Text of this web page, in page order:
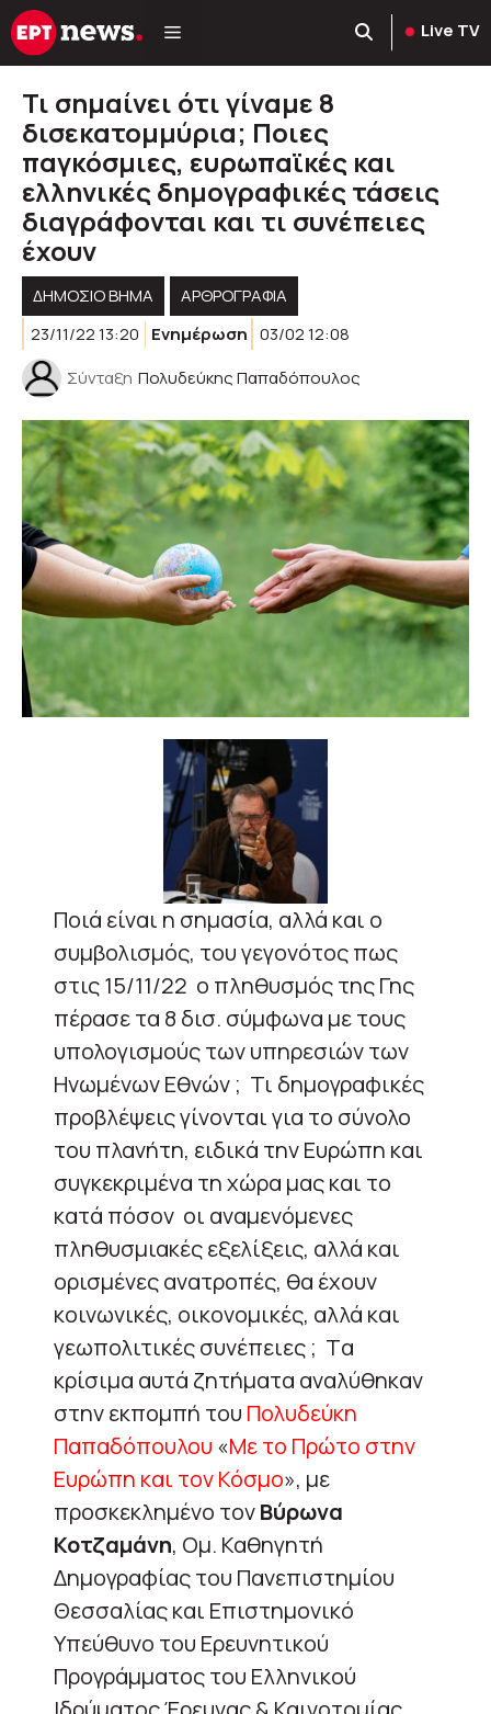
Μετάβαση
σε
Live TV
Τι σημαίνει ότι γίναμε 8
δισεκατομμύρια; Ποιες
παγκόσμιες, ευρωπαϊκές και
ελληνικές δημογραφικές τάσεις
διαγράφονται και τι συνέπειες
έχουν
ΔΗΜΟΣΙΟ ΒΗΜΑ
ΑΡΘΡΟΓΡΑΦΊΑ
23/11/22 13:20
Ενημέρωση 03/02 12:08
Σύνταξη Πολυδεύκης Παπαδόπουλος
Ποιά είναι η σημασία, αλλά και ο
συμβολισμός, του γεγονότος πως
στις 15/11/22 ο πληθυσμός της Γης
πέρασε τα 8 δισ. σύμφωνα με τους
υπολογισμούς των υπηρεσιών των
Ηνωμένων Εθνών ; Τι δημογραφικές
προβλέψεις γίνονται για το σύνολο
του πλανήτη, ειδικά την Ευρώπη και
συγκεκριμένα τη χώρα μας και το
κατά πόσον οι αναμενόμενες
πληθυσμιακές εξελίξεις, αλλά και
ορισμένες ανατροπές, θα έχουν
κοινωνικές, οικονομικές, αλλά και
γεωπολιτικές συνέπειες ; Tα
κρίσιμα αυτά ζητήματα αναλύθηκαν
στην εκπομπή του Πολυδεύκη
Παπαδόπουλου «Με το Πρώτο στην
Ευρώπη και τον Κόσμο», με
προσκεκλημένο τονΒύρωνα
Κοτζαμάνη, Ομ. Καθηγητή
Δημογραφίας του Πανεπιστημίου
Θεσσαλίας και Επιστημονικό
Υπεύθυνο του Ερευνητικού
Προγράμματος του Ελληνικού